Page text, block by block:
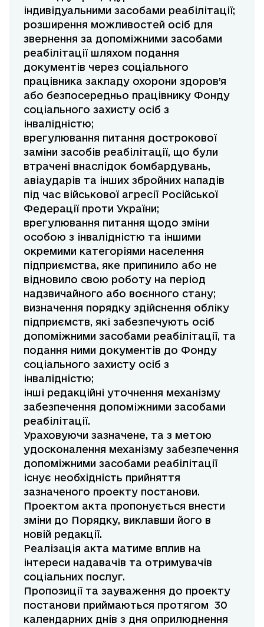
індивідуальними засобами реабілітації;
розширення можливостей осіб для
звернення за допоміжними засобами
реабілітації шляхом подання
документів через соціального
працівника закладу охорони здоров’я
або безпосередньо працівнику Фонду
соціального захисту осіб з
інвалідністю;
врегулювання питання дострокової
заміни засобів реабілітації, що були
втрачені внаслідок бомбардувань,
авіаударів та інших збройних нападів
під час військової агресії Російської
Федерації проти України;
врегулювання питання щодо зміни
особою з інвалідністю та іншими
окремими категоріями населення
підприємства, яке припинило або не
відновило свою роботу на період
надзвичайного або воєнного стану;
визначення порядку здійснення обліку
підприємств, які забезпечують осіб
допоміжними засобами реабілітації, та
подання ними документів до Фонду
соціального захисту осіб з
інвалідністю;
інші редакційні уточнення механізму
забезпечення допоміжними засобами
реабілітації.
Ураховуючи зазначене, та з метою
удосконалення механізму забезпечення
допоміжними засобами реабілітації
існує необхідність прийняття
зазначеного проекту постанови.
Проектом акта пропонується внести
зміни до Порядку, виклавши його в
новій редакції.
Реалізація акта матиме вплив на
інтереси надавачів та отримувачів
соціальних послуг.
Пропозиції та зауваження до проекту
постанови приймаються протягом 30
календарних днів з дня оприлюднення